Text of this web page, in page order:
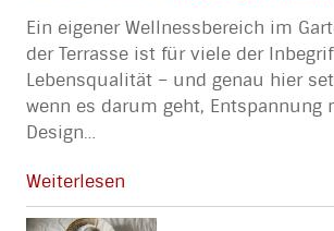
Ein eigener Wellnessbereich im
der Terrasse ist für viele der
Lebensqualität – und genau hier
wenn es darum geht,
Design…
Weiterlesen